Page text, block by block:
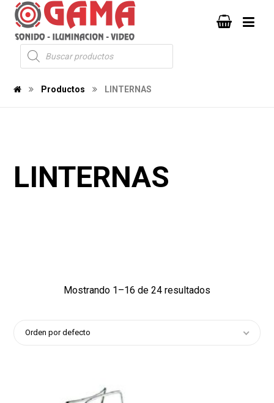
Productos LINTERNAS
LINTERNAS
Mostrando 1–16 de 24 resultados
Orden por defecto